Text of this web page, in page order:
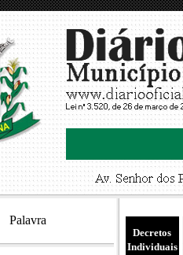
Palavra
Decretos
Individuais